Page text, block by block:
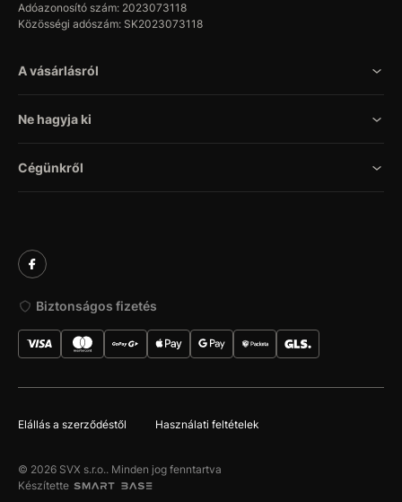
Adóazonosító szám: 2023073118
Közösségi adószám: SK2023073118
A vásárlásról
Ne hagyja ki
Cégünkről
Biztonságos fizetés
© 2026 SVX s.r.o.. Minden jog fenntartva
Készítette
Elállás a szerződéstől Használati feltételek